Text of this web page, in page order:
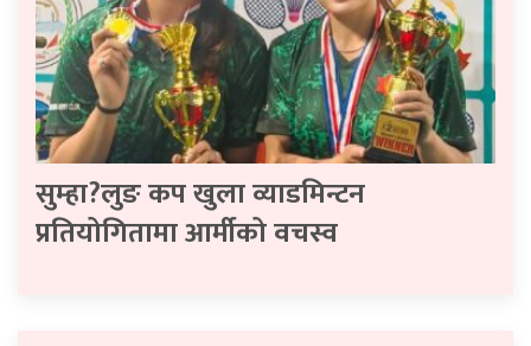
सुम्हा?लुङ कप खुला व्याडमिन्टन
प्रतियोगितामा आर्मीको वचस्व